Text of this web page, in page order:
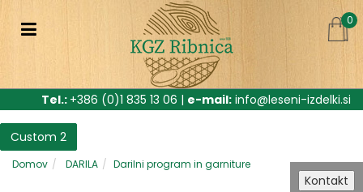
Kontakt
0
Tel.: +386 (0)1 835 13 06 | e-mail: info@leseni-izdelki.si
Custom 2
Domov DARILA Darilni program in garniture